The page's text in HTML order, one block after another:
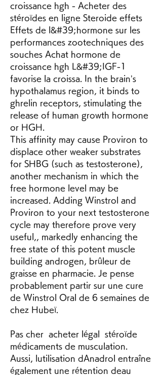
croissance hgh - Acheter des
stéroïdes en ligne Steroide effets
Effets de l&#39;hormone sur les
performances zootechniques des
souches Achat hormone de
croissance hgh L&#39;IGF-1
favorise la croissa. In the brain’s
hypothalamus region, it binds to
ghrelin receptors, stimulating the
release of human growth hormone
or HGH.
This affinity may cause Proviron to
displace other weaker substrates
for SHBG (such as testosterone),
another mechanism in which the
free hormone level may be
increased. Adding Winstrol and
Proviron to your next testosterone
cycle may therefore prove very
useful,, markedly enhancing the
free state of this potent muscle
building androgen, brûleur de
graisse en pharmacie. Je pense
probablement partir sur une cure
de Winstrol Oral de 6 semaines de
chez Hubeï.
Pas cher  acheter légal  stéroïde
médicaments de musculation.
Aussi, lutilisation dAnadrol entraîne
également une rétention deau